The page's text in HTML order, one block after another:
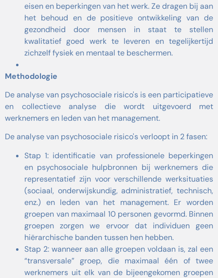
eisen en beperkingen van het werk. Ze dragen bij aan
het behoud en de positieve ontwikkeling van de
gezondheid door mensen in staat te stellen
kwalitatief goed werk te leveren en tegelijkertijd
zichzelf fysiek en mentaal te beschermen.
Methodologie
De analyse van psychosociale risico's is een participatieve
en collectieve analyse die wordt uitgevoerd met
werknemers en leden van het management.
De analyse van psychosociale risico's verloopt in 2 fasen:
Stap 1: identificatie van professionele beperkingen
en psychosociale hulpbronnen bij werknemers die
representatief zijn voor verschillende werksituaties
(sociaal, onderwijskundig, administratief, technisch,
enz.) en leden van het management. Er worden
groepen van maximaal 10 personen gevormd. Binnen
groepen zorgen we ervoor dat individuen geen
hiërarchische banden tussen hen hebben.
Stap 2: wanneer aan alle groepen voldaan is, zal een
“transversale” groep, die maximaal één of twee
werknemers uit elk van de bijeengekomen groepen